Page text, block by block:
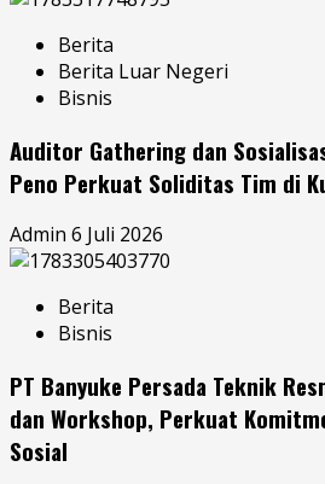
Berita
Berita Luar Negeri
Bisnis
Auditor Gathering dan
Peno Perkuat Soliditas Tim di
Admin 6 Juli 2026
Berita
Bisnis
PT Banyuke Persada Teknik
dan Workshop, Perkuat
Sosial